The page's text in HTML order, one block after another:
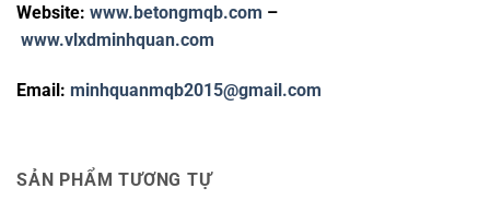
Website: www.betongmqb.com –
www.vlxdminhquan.com
Email: minhquanmqb2015@gmail.com
SẢN PHẨM TƯƠNG TỰ